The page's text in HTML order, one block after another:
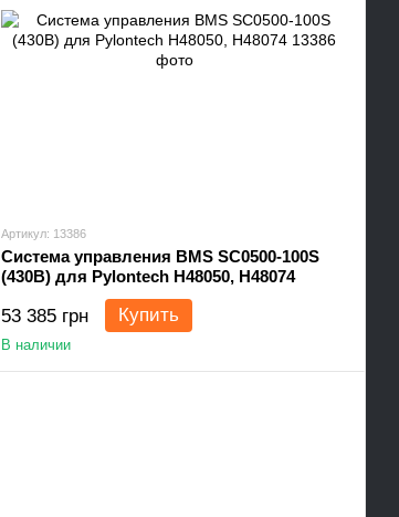
Артикул: 13386
Система управления BMS SC0500-100S
(430В) для Pylontech H48050, H48074
53 385 грн Купить
В наличии